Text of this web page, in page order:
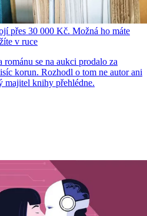
přes 30 000 Kč. Možná ho máte
v ruce
se na aukci prodalo za
korun. Rozhodl o tom ne autor ani
majitel knihy přehlédne.